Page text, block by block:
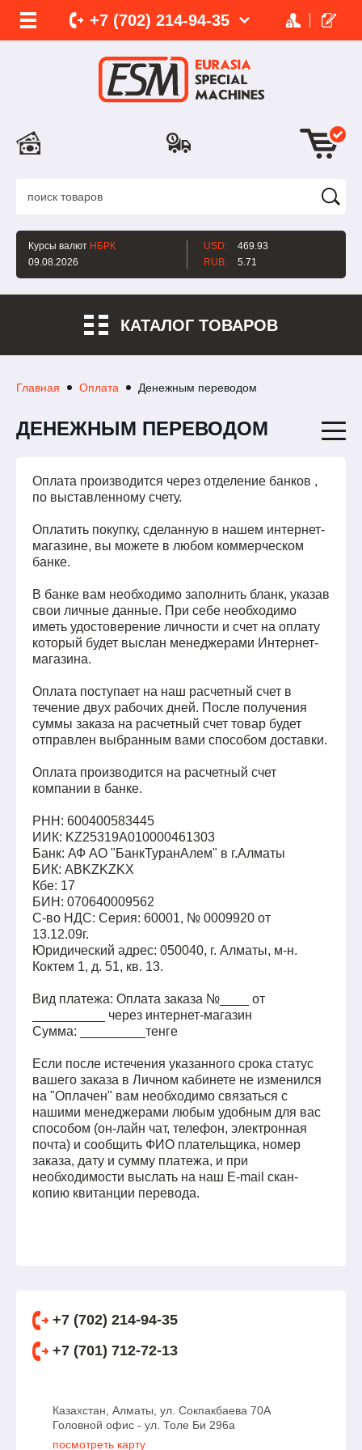
+7 (702) 214-94-35
Курсы валют НБРК
09.08.2026
USD:
469.93
RUB:
5.71
КАТАЛОГ ТОВАРОВ
Главная Оплата Денежным переводом
ДЕНЕЖНЫМ ПЕРЕВОДОМ
Оплата производится через отделение банков ,
по выставленному счету.
Оплатить покупку, сделанную в нашем интернет-
магазине, вы можете в любом коммерческом
банке.
В банке вам необходимо заполнить бланк, указав
свои личные данные. При себе необходимо
иметь удостоверение личности и счет на оплату
который будет выслан менеджерами Интернет-
магазина.
Оплата поступает на наш расчетный счет в
течение двух рабочих дней. После получения
суммы заказа на расчетный счет товар будет
отправлен выбранным вами способом доставки.
Оплата производится на расчетный счет
компании в банке.
РНН: 600400583445
ИИК: KZ25319A010000461303
Банк: АФ АО "БанкТуранАлем" в г.Алматы
БИК: ABKZKZKX
Кбе: 17
БИН: 070640009562
С-во НДС: Серия: 60001, № 0009920 от
13.12.09г.
Юридический адрес: 050040, г. Алматы, м-н.
Коктем 1, д. 51, кв. 13.
Вид платежа: Оплата заказа №____ от
__________ через интернет-магазин
Сумма: _________тенге
Если после истечения указанного срока статус
вашего заказа в Личном кабинете не изменился
на "Оплачен" вам необходимо связаться с
нашими менеджерами любым удобным для вас
способом (он-лайн чат, телефон, электронная
почта) и сообщить ФИО плательщика, номер
заказа, дату и сумму платежа, и при
необходимости выслать на наш E-mail скан-
копию квитанции перевода.
+7 (702) 214-94-35
+7 (701) 712-72-13
Казахстан, Алматы, ул. Сокпакбаева 70А
Головной офис - ул. Толе Би 296а
посмотреть карту